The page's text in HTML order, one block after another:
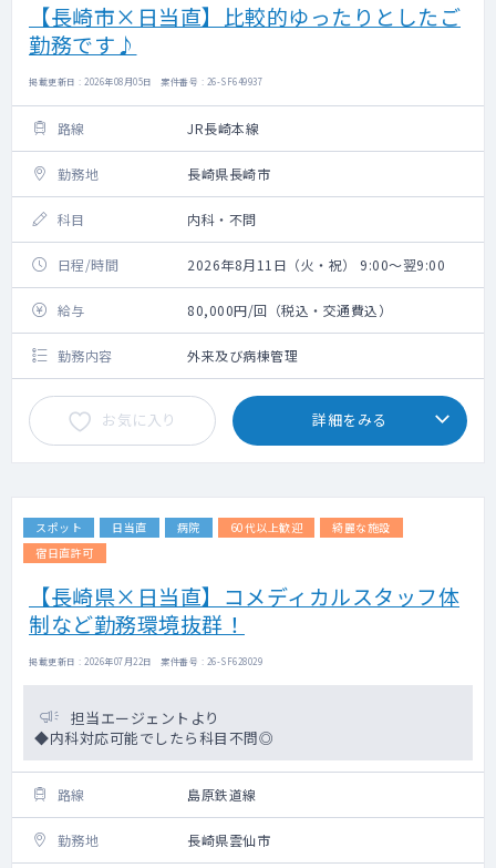
【長崎市×日当直】比較的ゆったりとしたご
勤務です♪
掲載更新日 : 2026年08月05日 案件番号 : 26-SF649937
路線 JR長崎本線
勤務地 長崎県長崎市
科目 内科・不問
日程/時間 2026年8月11日（火・祝） 9:00～翌9:00
給与 80,000円/回（税込・交通費込）
勤務内容 外来及び病棟管理
お気に入り 詳細をみる
スポット 日当直 病院 60代以上歓迎
綺麗な施設
宿日直許可
【長崎県×日当直】コメディカルスタッフ体
制など勤務環境抜群！
掲載更新日 : 2026年07月22日 案件番号 : 26-SF628029
担当エージェントより
◆内科対応可能でしたら科目不問◎
路線 島原鉄道線
勤務地 長崎県雲仙市